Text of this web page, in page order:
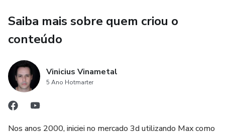
Saiba mais sobre quem criou o
conteúdo
Vinicius Vinametal
5 Ano Hotmarter
Nos anos 2000, iniciei no mercado 3d utilizando Max como